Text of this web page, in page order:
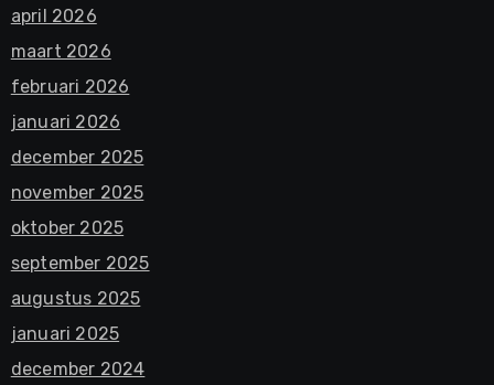
april 2026
maart 2026
februari 2026
januari 2026
december 2025
november 2025
oktober 2025
september 2025
augustus 2025
januari 2025
december 2024